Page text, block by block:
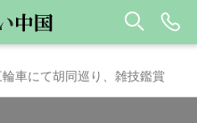
車にて胡同巡り、雑技鑑賞